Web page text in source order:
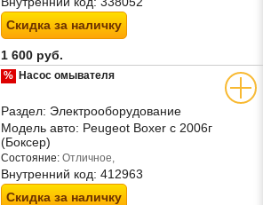
Скидка за наличку
1 600 руб.
% Насос омывателя
Раздел: Электрооборудование
Модель авто: Peugeot Boxer с 2006г
(Боксер)
Состояние: Отличное,
Внутренний код: 412963
Скидка за наличку